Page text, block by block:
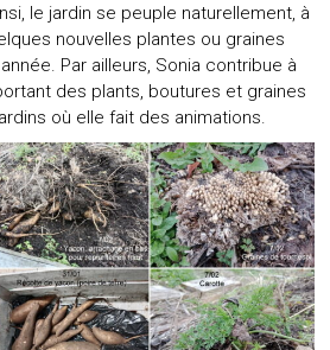
le jardin se peuple naturellement, à
nouvelles plantes ou graines
Par ailleurs, Sonia contribue à
des plants, boutures et graines
où elle fait des animations.